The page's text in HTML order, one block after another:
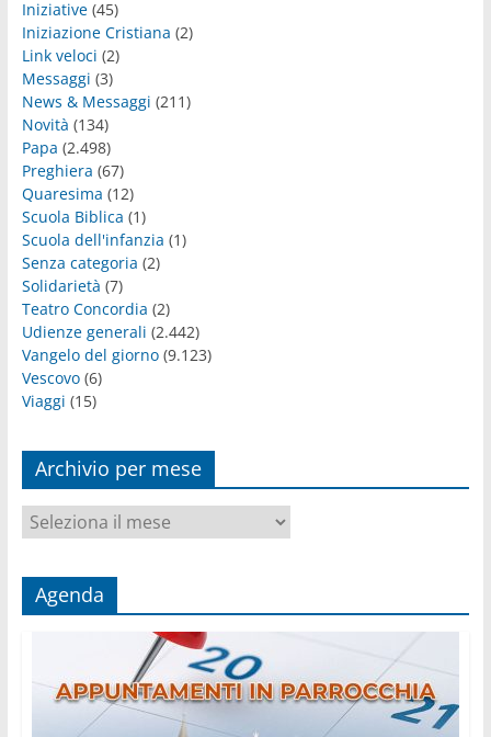
Iniziative(45)
Iniziazione Cristiana (2)
Link veloci (2)
Messaggi (3)
News & Messaggi (211)
Novità (134)
Papa (2.498)
Preghiera (67)
Quaresima (12)
Scuola Biblica (1)
Scuola dell'infanzia (1)
Senza categoria (2)
Solidarietà (7)
Teatro Concordia (2)
Udienze generali (2.442)
Vangelo del giorno(9.123)
Vescovo(6)
Viaggi (15)
Archivio per mese
Archivio
per
Agenda